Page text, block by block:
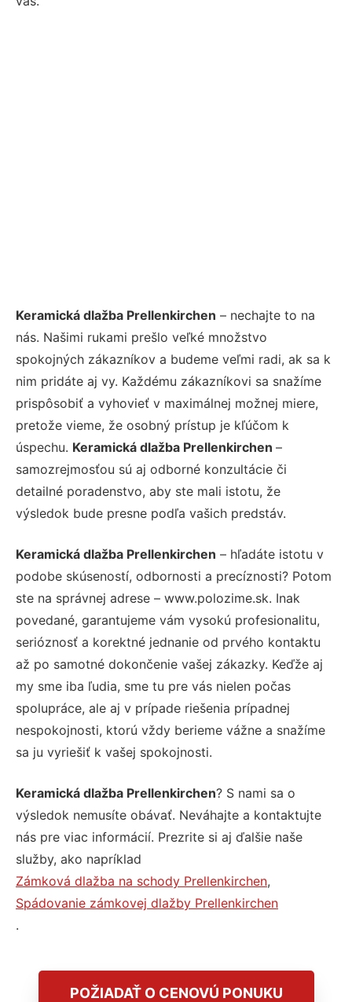
Keramická dlažba Prellenkirchen – nechajte to na
nás. Našimi rukami prešlo veľké množstvo
spokojných zákazníkov a budeme veľmi radi, ak sa k
nim pridáte aj vy. Každému zákazníkovi sa snažíme
prispôsobiť a vyhovieť v maximálnej možnej miere,
pretože vieme, že osobný prístup je kľúčom k
úspechu. Keramická dlažba Prellenkirchen –
samozrejmosťou sú aj odborné konzultácie či
detailné poradenstvo, aby ste mali istotu, že
výsledok bude presne podľa vašich predstáv.
Keramická dlažba Prellenkirchen – hľadáte istotu v
podobe skúseností, odbornosti a precíznosti? Potom
ste na správnej adrese – www.polozime.sk. Inak
povedané, garantujeme vám vysokú profesionalitu,
serióznosť a korektné jednanie od prvého kontaktu
až po samotné dokončenie vašej zákazky. Keďže aj
my sme iba ľudia, sme tu pre vás nielen počas
spolupráce, ale aj v prípade riešenia prípadnej
nespokojnosti, ktorú vždy berieme vážne a snažíme
sa ju vyriešiť k vašej spokojnosti.
Keramická dlažba Prellenkirchen? S nami sa o
výsledok nemusíte obávať. Neváhajte a kontaktujte
nás pre viac informácií. Prezrite si aj ďalšie naše
služby, ako napríklad
Zámková dlažba na schody Prellenkirchen,
Spádovanie zámkovej dlažby Prellenkirchen
.
POŽIADAŤ O CENOVÚ PONUKU